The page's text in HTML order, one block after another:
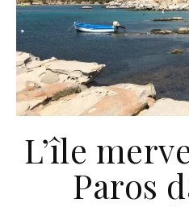
L’île
Paros